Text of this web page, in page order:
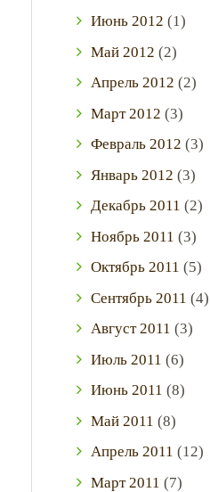
Июнь 2012 (1)
Май 2012 (2)
Апрель 2012 (2)
Март2012 (3)
Февраль 2012 (3)
Январь 2012 (3)
Декабрь 2011 (2)
Ноябрь 2011 (3)
Октябрь 2011 (5)
Сентябрь 2011 (4)
Август2011 (3)
Июль 2011 (6)
Июнь 2011 (8)
Май 2011 (8)
Апрель 2011 (12)
Март2011 (7)